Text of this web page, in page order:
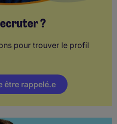
?
pour trouver le profil
être rappelé.e